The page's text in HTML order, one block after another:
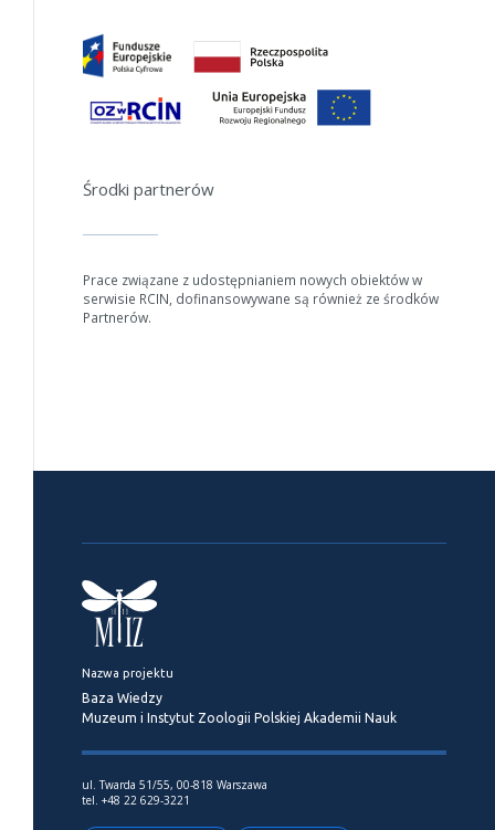
W zależności od ilości danych do przetworzenia generowanie pliku
Jeśli generowanie trwa zbyt długo można ograniczyć dane np.
zmniejszając zakres lat.
Środki partnerów
Prace związane z udostępnianiem nowych obiektów w
serwisie RCIN, dofinansowywane są również ze środków
Partnerów.
Nazwa projektu
Baza Wiedzy
Muzeum i Instytut Zoologii Polskiej Akademii Nauk
ul. Twarda 51/55, 00-818 Warszawa
tel. +48 22 629-3221